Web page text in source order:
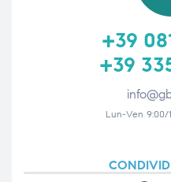
+39
+39
Lun-Ven 9:00/